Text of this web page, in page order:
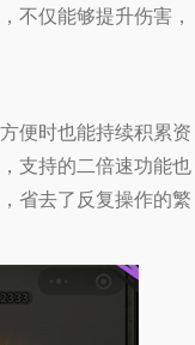
不仅能够提升伤害，
便时也能持续积累资
支持的二倍速功能也
省去了反复操作的繁